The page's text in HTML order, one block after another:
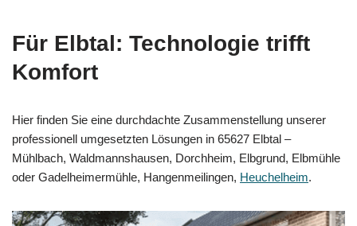
Für Elbtal: Technologie trifft
Komfort
Hier finden Sie eine durchdachte Zusammenstellung unserer
professionell umgesetzten Lösungen in 65627 Elbtal –
Mühlbach, Waldmannshausen, Dorchheim, Elbgrund, Elbmühle
oder Gadelheimermühle, Hangenmeilingen, Heuchelheim.